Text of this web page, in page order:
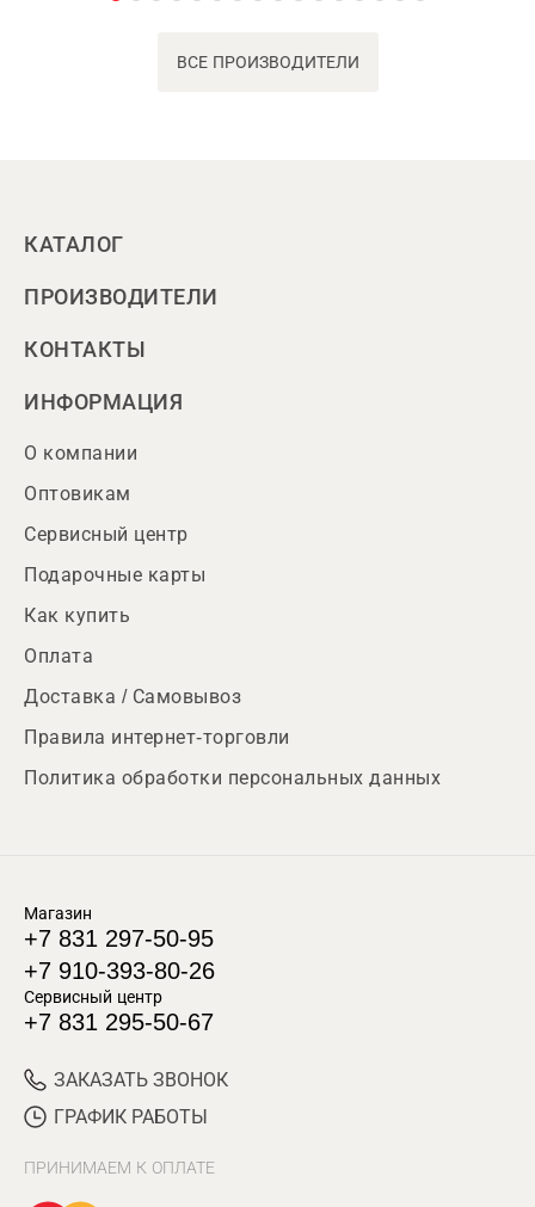
ВСЕ ПРОИЗВОДИТЕЛИ
КАТАЛОГ
ПРОИЗВОДИТЕЛИ
КОНТАКТЫ
ИНФОРМАЦИЯ
О компании
Оптовикам
Сервисный центр
Подарочные карты
Как купить
Оплата
Доставка / Самовывоз
Правила интернет-торговли
Политика обработки персональных данных
Магазин
+7 831 297-50-95
+7 910-393-80-26
Сервисный центр
+7 831 295-50-67
ЗАКАЗАТЬ ЗВОНОК
ГРАФИК РАБОТЫ
ПРИНИМАЕМ К ОПЛАТЕ